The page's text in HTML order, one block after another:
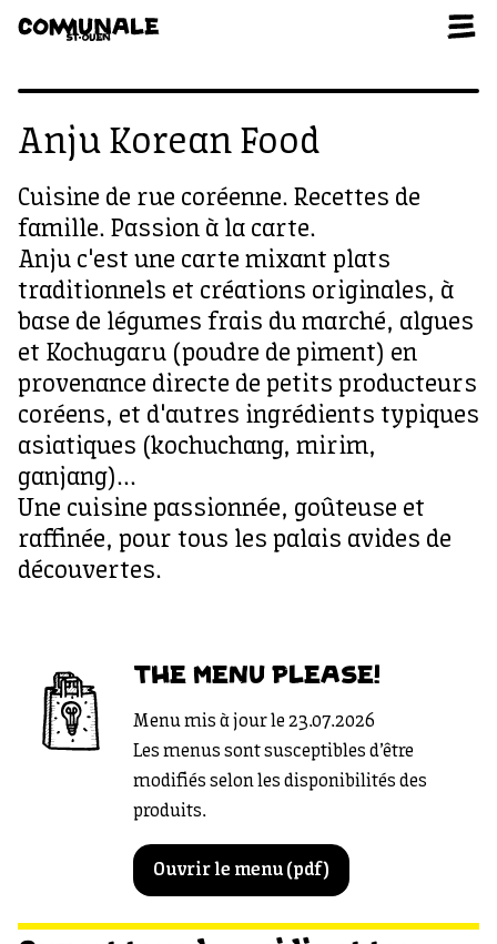
Aller au contenu
Anju Korean Food
Cuisine de rue coréenne. Recettes de
famille. Passion à la carte.
Anju c'est une carte mixant plats
traditionnels et créations originales, à
base de légumes frais du marché, algues
et Kochugaru (poudre de piment) en
provenance directe de petits producteurs
coréens, et d'autres ingrédients typiques
asiatiques (kochuchang, mirim,
ganjang)...
Une cuisine passionnée, goûteuse et
raffinée, pour tous les palais avides de
découvertes.
THE MENU PLEASE!
Menu mis à jour le 23.07.2026
Les menus sont susceptibles d’être
modifiés selon les disponibilités des
produits.
Ouvrir le menu (pdf)